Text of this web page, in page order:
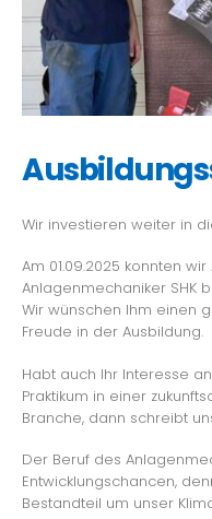
Wir investieren weiter in
Am 01.09.2025 konnten
Anlagenmechaniker SHK
Wir wünschen Ihm einen
Freude in der Ausbildung.
Habt auch Ihr Interesse
Praktikum in einer
Branche, dann schreibt
Der Beruf des
Entwicklungschancen,
Bestandteil um unser